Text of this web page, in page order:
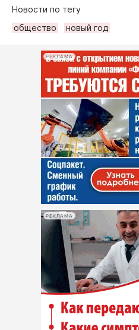
Новости по тегу
общество
новый год
РЕКЛАМА
РЕКЛАМА